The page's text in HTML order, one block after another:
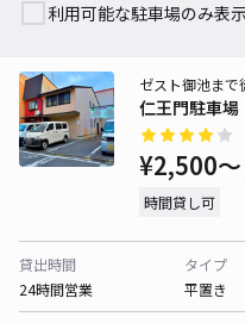
利用可能な駐車場のみ表
仁王門駐車場
ゼスト御池まで
¥2,500〜
時間貸し可
貸出時間
24時間営業
タイプ
平置き